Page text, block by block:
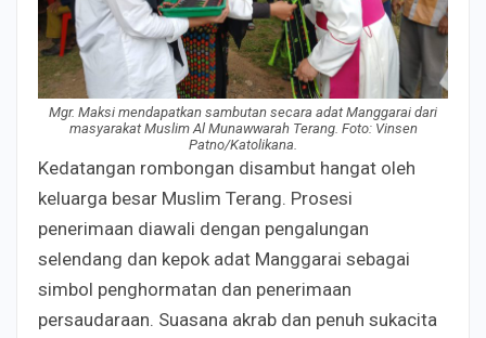
Mgr. Maksi mendapatkan sambutan secara adat Manggarai dari
masyarakat Muslim Al Munawwarah Terang. Foto: Vinsen
Patno/Katolikana.
Kedatangan rombongan disambut hangat oleh
keluarga besar Muslim Terang. Prosesi
penerimaan diawali dengan pengalungan
selendang dan kepok adat Manggarai sebagai
simbol penghormatan dan penerimaan
persaudaraan. Suasana akrab dan penuh sukacita